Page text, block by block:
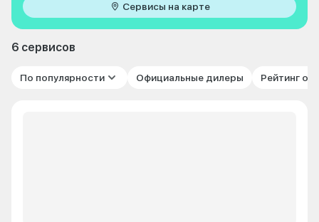
Сервисы на карте
6 сервисов
По популярности Официальные дилеры Рейтинг